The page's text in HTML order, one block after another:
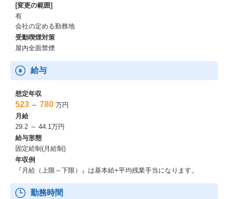
[変更の範囲]
有
会社の定める勤務地
受動喫煙対策
屋内全面禁煙
給与
想定年収
523 ～ 780 万円
月給
29.2 ～ 44.1万円
給与形態
固定給制(月給制)
年収例
『月給（上限～下限）』は基本給+平均残業手当になります。
勤務時間